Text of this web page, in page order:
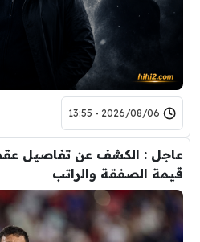
2026/08/06 - 13:55
عاجل : الكشف عن تفاصيل
قيمة الصفقة والراتب